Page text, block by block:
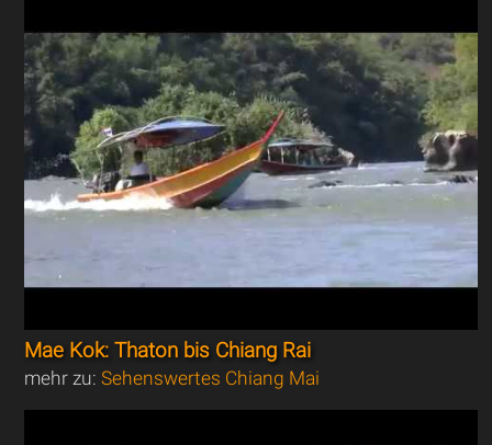
Mae Kok: Thaton bis Chiang Rai
mehr zu:Sehenswertes Chiang Mai